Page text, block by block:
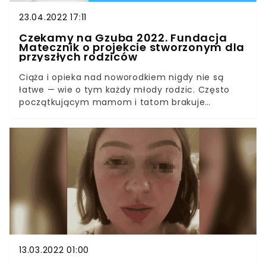
wyników ciąży.
23.04.2022 17:11
Czekamy na Gzuba 2022. Fundacja
Matecznik o projekcie stworzonym dla
przyszłych rodziców
Ciąża i opieka nad noworodkiem nigdy nie są
łatwe — wie o tym każdy młody rodzic. Często
początkującym mamom i tatom brakuje
rozwoju malucha. Na pomoc przychodzi im
Fundacja Matecznik, która już od kilku lat
organizuje cykle spotkań "Czekamy na gzuba".
Poprosiliśmy przedstawicieli organizacji, aby
opowiedzieli nam trochę więcej o swoim
przedsięwzięciu.Portal Parentingowy: Co skłoniło
Państwa do stworzenia projektu Czekamy na
Gzuba?Fundacja Matecznik: Chciałyśmy, by
dostęp do najbardziej rzetelnej wiedzy na temat
ich partnerów bezpłatnie. Wiemy, że nie wszyscy
13.03.2022 01:00